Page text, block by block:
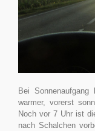
Bei
warmer, vorerst
Noch vor 7 Uhr ist
nach Schalchen